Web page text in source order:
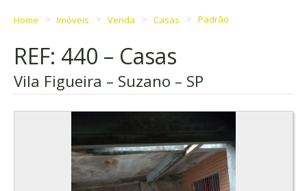
Home Imóveis Venda Casas Padrão
REF: 440 – Casas
Vila Figueira – Suzano – SP